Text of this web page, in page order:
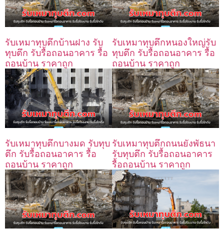
รับเหมาทุบตึกบ้านฝาง รับ
ทุบตึก รับรื้อถอนอาคาร รื้อ
ถอนบ้าน ราคาถูก
รับเหมาทุบตึกหนองใหญ่รับ
ทุบตึก รับรื้อถอนอาคาร รื้อ
ถอนบ้าน ราคาถูก
รับเหมาทุบตึกบางมด รับทุบ
ตึก รับรื้อถอนอาคาร รื้อ
ถอนบ้าน ราคาถูก
รับเหมาทุบตึกถนนยังพัธนา
รับทุบตึก รับรื้อถอนอาคาร
รื้อถอนบ้าน ราคาถูก